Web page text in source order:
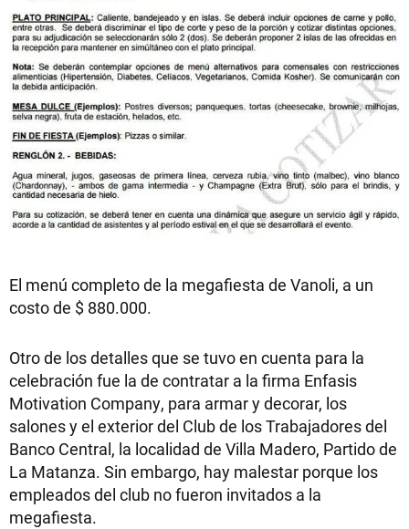
El menú completo de la megafiesta de Vanoli, a un
costo de $ 880.000.
Otro de los detalles que se tuvo en cuenta para la
celebración fue la de contratar a la firma Enfasis
Motivation Company, para armar y decorar, los
salones y el exterior del Club de los Trabajadores del
Banco Central, la localidad de Villa Madero, Partido de
La Matanza. Sin embargo, hay malestar porque los
empleados del club no fueron invitados a la
megafiesta.